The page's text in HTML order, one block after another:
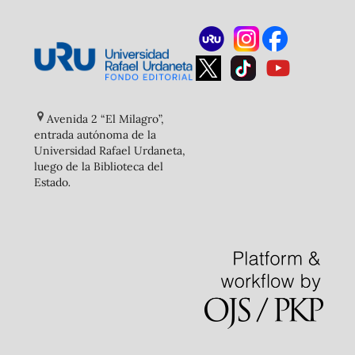
Avenida 2 “El Milagro”,
entrada autónoma de la
Universidad Rafael Urdaneta,
luego de la Biblioteca del
Estado.